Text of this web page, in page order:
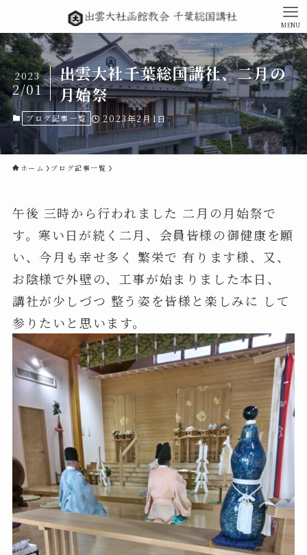
MENU
出雲大社千葉総国講社、二月の
月始祭
2023
2/01
ブログ記事一覧 2023年2月1日
ホーム ブログ記事一覧
午後 三時から行われました 二月の月始祭で
す。寒い日が続く二月、会員皆様の御健康を願
い、今月も幸せ多く 繁栄で 有ります様、又、
お陰様で外壁の、工事が始まりました本日、
講社が少しづつ 整う姿を皆様と楽しみに して
参りたいと思います。